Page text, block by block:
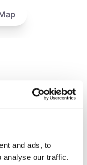
and ads, to
analyse our traffic.